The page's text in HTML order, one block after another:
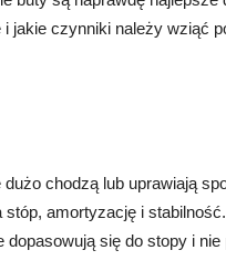
jakie czynniki należy wziąć
chodzą lub uprawiają
amortyzację i
się do stopy i